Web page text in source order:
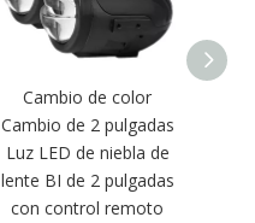
Cambio de color
Cambio de 2 pulgadas
Luz LED de niebla de
lente BI de 2 pulgadas
con control remoto